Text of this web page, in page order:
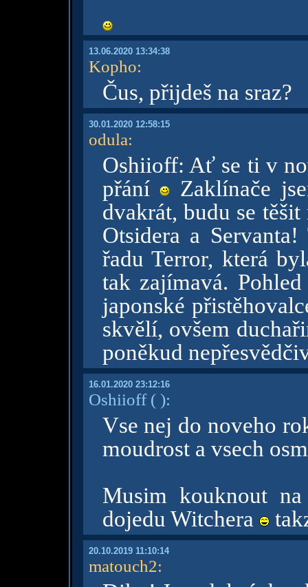
13.06.2020 13:34:38
Kopho:
Čus, přijdeš na sraz?
30.01.2020 12:58:15
odula:
Oshiioff: Ať se ti v
přání
Zaklínače
dvakrát, budu se
Otsidera a
řadu Terror, která
tak zajímavá.
japonské
skvělí, ovšem
poněkud
16.01.2020 23:12:16
Oshiioff( ):
Vse nej do noveho
moudrost a vsech
Musim kouknout
dojedu Witchera
20.10.2019 11:10:14
matouch2: